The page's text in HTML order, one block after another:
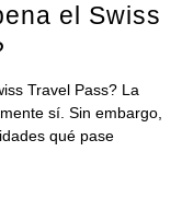
el Swiss
Travel Pass? La
sí. Sin embargo,
qué pase